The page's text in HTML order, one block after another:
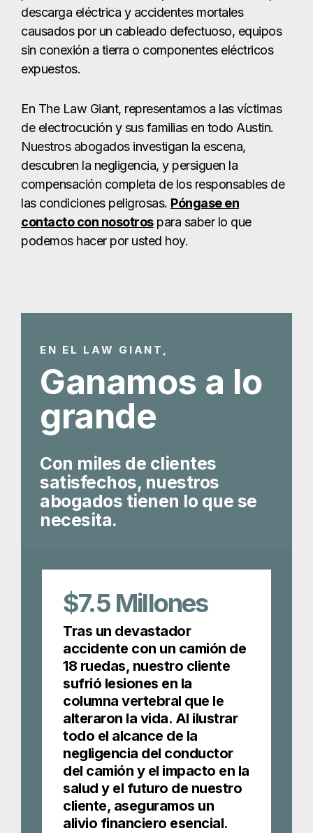
descarga eléctrica y accidentes mortales
causados por un cableado defectuoso, equipos
sin conexión a tierra o componentes eléctricos
expuestos.
En The Law Giant, representamos a las víctimas
de electrocución y sus familias en todo Austin.
Nuestros abogados investigan la escena,
descubren la negligencia, y persiguen la
compensación completa de los responsables de
las condiciones peligrosas. Póngase en
contacto con nosotrospara saber lo que
podemos hacer por usted hoy.
EN EL LAW GIANT,
Ganamos a lo
grande
Con miles de clientes
satisfechos, nuestros
abogados tienen lo que se
necesita.
$7.5 Millones
Tras un devastador
accidente con un camión de
18 ruedas, nuestro cliente
sufrió lesiones en la
columna vertebral que le
alteraron la vida. Al ilustrar
todo el alcance de la
negligencia del conductor
del camión y el impacto en la
salud y el futuro de nuestro
cliente, aseguramos un
alivio financiero esencial.